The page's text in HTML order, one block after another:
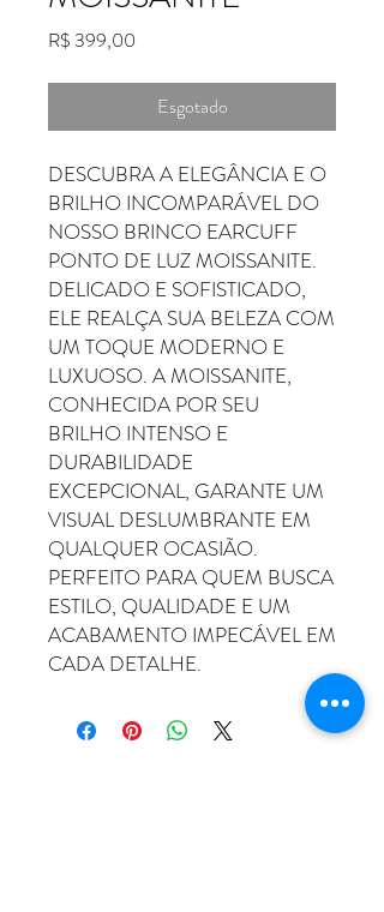
R$ 399,00
Esgotado
DESCUBRA A ELEGÂNCIA E O
BRILHO INCOMPARÁVEL DO
NOSSO BRINCO EARCUFF
PONTO DE LUZ MOISSANITE.
DELICADO E SOFISTICADO,
ELE REALÇA SUA BELEZA COM
UM TOQUE MODERNO E
LUXUOSO. A MOISSANITE,
CONHECIDA POR SEU
BRILHO INTENSO E
DURABILIDADE
EXCEPCIONAL, GARANTE UM
VISUAL DESLUMBRANTE EM
QUALQUER OCASIÃO.
PERFEITO PARA QUEM BUSCA
ESTILO, QUALIDADE E UM
ACABAMENTO IMPECÁVEL EM
CADA DETALHE.